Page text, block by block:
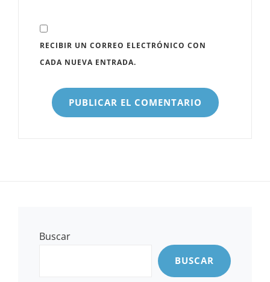
RECIBIR UN CORREO ELECTRÓNICO CON
CADA NUEVA ENTRADA.
Buscar
BUSCAR